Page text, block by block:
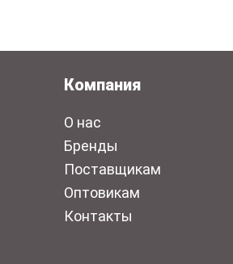
Компания
О нас
Бренды
Поставщикам
Оптовикам
Контакты